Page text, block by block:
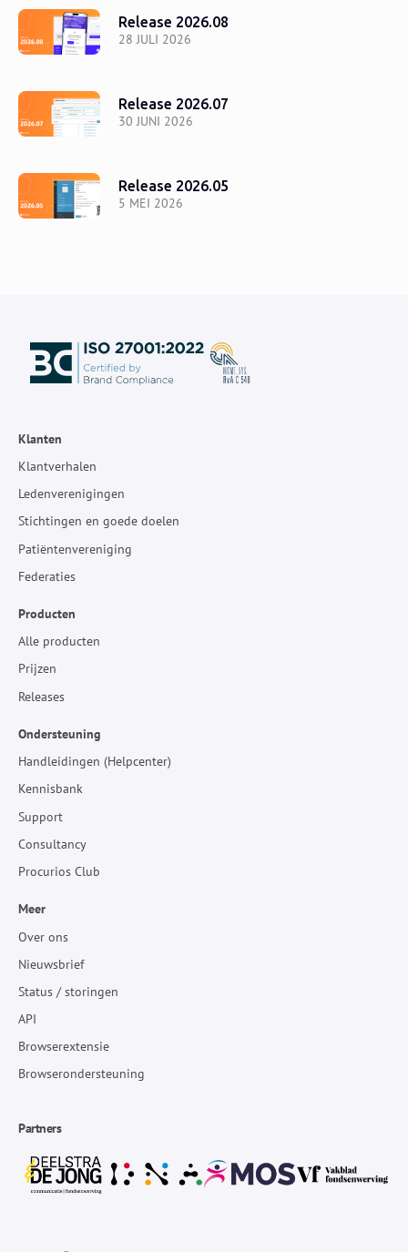
28 JULI 2026
Release 2026.08
30 JUNI 2026
Release 2026.07
5 MEI 2026
Release 2026.05
Klanten
Klantverhalen
Ledenverenigingen
Stichtingen en goede doelen
Patiëntenvereniging
Federaties
Producten
Alle producten
Prijzen
Releases
Ondersteuning
Handleidingen (Helpcenter)
Kennisbank
Support
Consultancy
Procurios Club
Meer
Over ons
Nieuwsbrief
Status / storingen
API
Browserextensie
Browserondersteuning
Partners